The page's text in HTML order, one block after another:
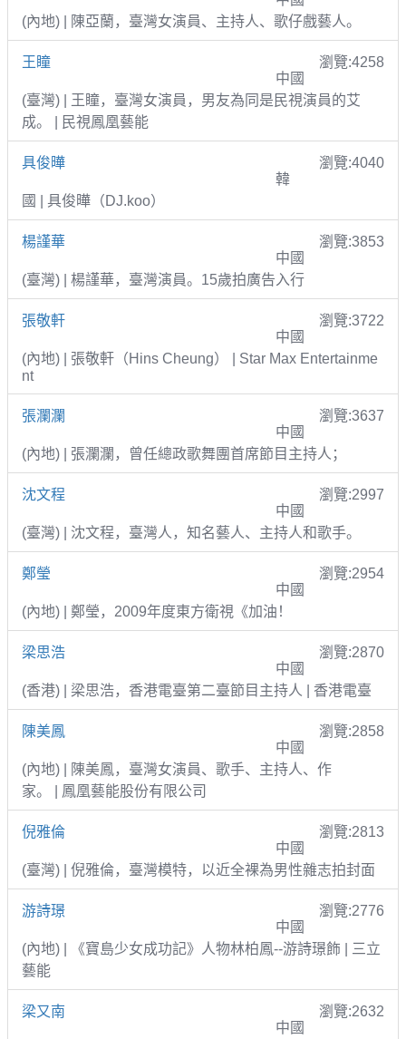
(內地) | 陳亞蘭，臺灣女演員、主持人、歌仔戲藝人。
王瞳
瀏覽:4258
中國
(臺灣) | 王瞳，臺灣女演員，男友為同是民視演員的艾
成。 | 民視鳳凰藝能
具俊曄
瀏覽:4040
韓
國 | 具俊曄（DJ.koo）
楊謹華
瀏覽:3853
中國
(臺灣) | 楊謹華，臺灣演員。15歲拍廣告入行
張敬軒
瀏覽:3722
中國
(內地) | 張敬軒（Hins Cheung） | Star Max Entertainme
nt
張瀾瀾
瀏覽:3637
中國
(內地) | 張瀾瀾，曾任總政歌舞團首席節目主持人；
沈文程
瀏覽:2997
中國
(臺灣) | 沈文程，臺灣人，知名藝人、主持人和歌手。
鄭瑩
瀏覽:2954
中國
(內地) | 鄭瑩，2009年度東方衛視《加油！
梁思浩
瀏覽:2870
中國
(香港) | 梁思浩，香港電臺第二臺節目主持人 | 香港電臺
陳美鳳
瀏覽:2858
中國
(內地) | 陳美鳳，臺灣女演員、歌手、主持人、作
家。 | 鳳凰藝能股份有限公司
倪雅倫
瀏覽:2813
中國
(臺灣) | 倪雅倫，臺灣模特，以近全裸為男性雜志拍封面
游詩璟
瀏覽:2776
中國
(內地) | 《寶島少女成功記》人物林柏鳳--游詩璟飾 | 三立
藝能
梁又南
瀏覽:2632
中國